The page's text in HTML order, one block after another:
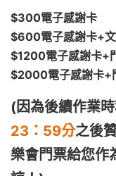
$300電子感謝卡
$600電子感謝卡+
$1200電子感謝卡+
$2000電子感謝卡
(因為後續作業
23：59分之後
樂會門票給您作